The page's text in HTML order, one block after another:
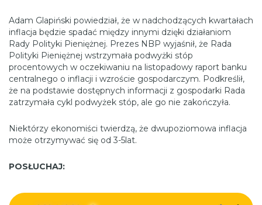
Adam Glapiński powiedział, że w nadchodzących kwartałach
inflacja będzie spadać między innymi dzięki działaniom
Rady Polityki Pieniężnej. Prezes NBP wyjaśnił, że Rada
Polityki Pieniężnej wstrzymała podwyżki stóp
procentowych w oczekiwaniu na listopadowy raport banku
centralnego o inflacji i wzroście gospodarczym. Podkreślił,
że na podstawie dostępnych informacji z gospodarki Rada
zatrzymała cykl podwyżek stóp, ale go nie zakończyła.
Niektórzy ekonomiści twierdzą, że dwupoziomowa inflacja
może otrzymywać się od 3-5lat.
POSŁUCHAJ: